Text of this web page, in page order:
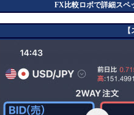
FX比較ロボで詳細スペ